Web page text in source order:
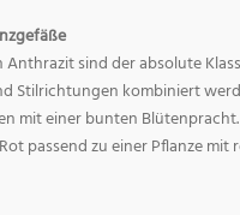
Anthrazit sind der absolute
Stilrichtungen kombiniert
mit einer bunten
passend zu einer Pflanze mit